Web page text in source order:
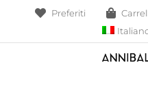
contenuto
Preferiti